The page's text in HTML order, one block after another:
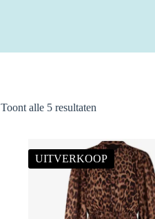
Toont alle 5 resultaten
UITVERKOOP